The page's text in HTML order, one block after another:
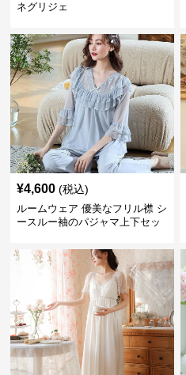
ネグリジェ
¥4,600 (税込)
ルームウェア 優美なフリル襟 シ
ースルー袖のパジャマ上下セッ